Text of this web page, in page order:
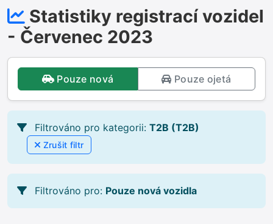
Statistiky registrací vozidel
- Červenec 2023
Pouze nová Pouze ojetá
Filtrováno pro kategorii: T2B (T2B)
Zrušit filtr
Filtrováno pro: Pouze nová vozidla